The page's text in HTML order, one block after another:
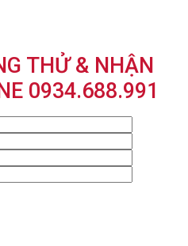
THỬ & NHẬN
0934.688.991